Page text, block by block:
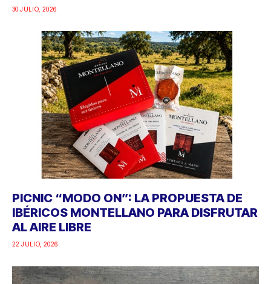
30 JULIO, 2026
PICNIC “MODO ON”: LA PROPUESTA DE
IBÉRICOS MONTELLANO PARA DISFRUTAR
AL AIRE LIBRE
22 JULIO, 2026